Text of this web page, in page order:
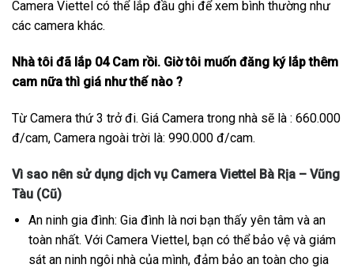
Camera Viettel có thể lắp đầu ghi để xem bình thường như
các camera khác.
Nhà tôi đã lắp 04 Cam rồi. Giờ tôi muốn đăng ký lắp thêm
cam nữa thì giá như thế nào ?
Từ Camera thứ 3 trở đi. Giá Camera trong nhà sẽ là : 660.000
đ/cam, Camera ngoài trời là: 990.000 đ/cam.
Vì sao nên sử dụng dịch vụ Camera Viettel Bà Rịa – Vũng
Tàu (Cũ)
An ninh gia đình: Gia đình là nơi bạn thấy yên tâm và an
toàn nhất. Với Camera Viettel, bạn có thể bảo vệ và giám
sát an ninh ngôi nhà của mình, đảm bảo an toàn cho gia